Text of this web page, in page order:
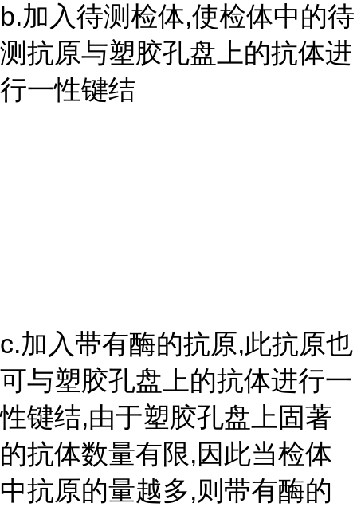
b.加入待测检体,使检体中的待
测抗原与塑胶孔盘上的抗体进
行一性键结
c.加入带有酶的抗原,此抗原也
可与塑胶孔盘上的抗体进行一
性键结,由于塑胶孔盘上固著
的抗体数量有限,因此当检体
中抗原的量越多,则带有酶的